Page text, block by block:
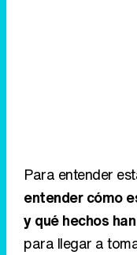
Para entender
entender cómo
y qué hechos
para llegar a